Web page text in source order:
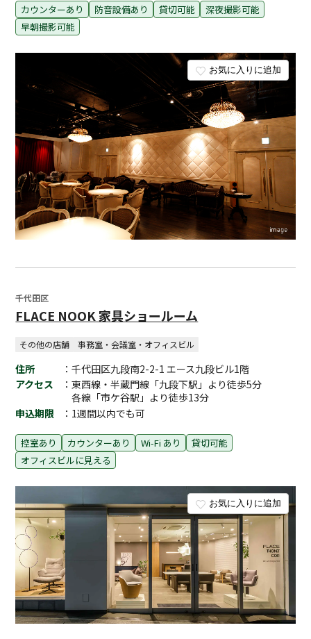
お気に入りに追加
カウンターあり 防音設備あり 貸切可能
深夜撮影可能
早朝撮影可能
お気に入りに追加
千代田区
FLACE NOOK 家具ショールーム
その他の店舗 事務室・会議室・オフィスビル
住所
：千代田区九段南2-2-1 エース九段ビル1階
アクセス
：東西線・半蔵門線「九段下駅」より徒歩5分
各線「市ケ谷駅」より徒歩13分
申込期限
：1週間以内でも可
控室あり カウンターあり Wi-Fi あり
貸切可能
オフィスビルに見える